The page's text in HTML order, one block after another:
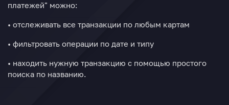
платежей" можно:
• отслеживать все транзакции по любым картам
• фильтровать операции по дате и типу
• находить нужную транзакцию с помощью простого
поиска по названию.